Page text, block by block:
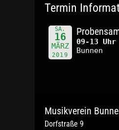
Termin
SA.
16
MÄRZ
2019
09-13 Uhr
Bunnen
Musikverein
Dorfstraße 9